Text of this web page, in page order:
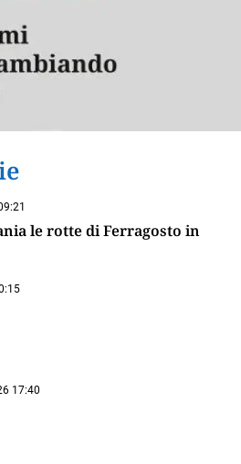
le rotte di Ferragosto in
17:40